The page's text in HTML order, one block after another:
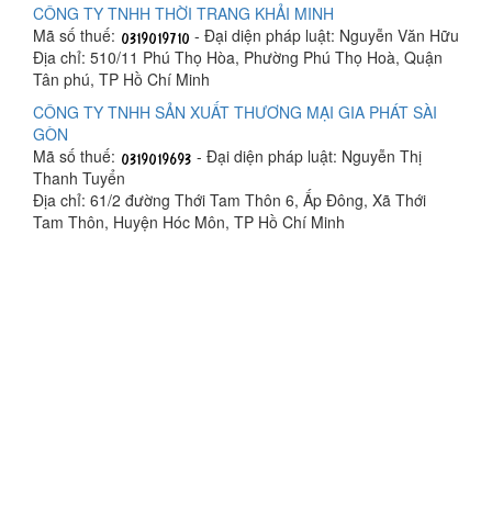
CÔNG TY TNHH THỜI TRANG KHẢI MINH
Mã số thuế:
- Đại diện pháp luật: Nguyễn Văn Hữu
Địa chỉ: 510/11 Phú Thọ Hòa, Phường Phú Thọ Hoà, Quận
Tân phú, TP Hồ Chí Minh
CÔNG TY TNHH SẢN XUẤT THƯƠNG MẠI GIA PHÁT SÀI
GÒN
Mã số thuế:
- Đại diện pháp luật: Nguyễn Thị
Thanh Tuyển
Địa chỉ: 61/2 đường Thới Tam Thôn 6, Ấp Đông, Xã Thới
Tam Thôn, Huyện Hóc Môn, TP Hồ Chí Minh